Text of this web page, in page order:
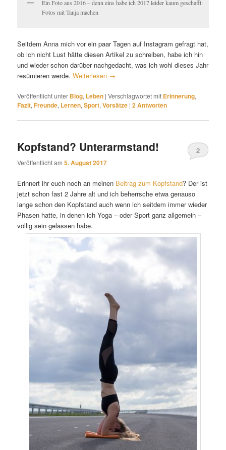
Ein Foto aus 2016 – denn eins habe ich 2017 leider kaum geschafft:
Fotos mit Tanja machen
Seitdem Anna mich vor ein paar Tagen auf Instagram gefragt hat,
ob ich nicht Lust hätte diesen Artikel zu schreiben, habe ich hin
und wieder schon darüber nachgedacht, was ich wohl dieses Jahr
resümieren werde.Weiterlesen →
Veröffentlicht unter Blog, Leben |Verschlagwortet mit Erinnerung,
Fazit,Freunde, Lernen,Sport,Vorsätze |2Antworten
Kopfstand? Unterarmstand!
Veröffentlicht am5. August 2017
2
Erinnert ihr euch noch an meinen Beitrag zum Kopfstand? Der ist
jetzt schon fast 2 Jahre alt und ich beherrsche etwa genauso
lange schon den Kopfstand auch wenn ich seitdem immer wieder
Phasen hatte, in denen ich Yoga – oder Sport ganz allgemein –
völlig sein gelassen habe.